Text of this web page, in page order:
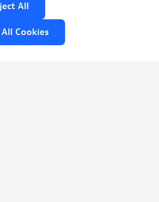
All
All Cookies